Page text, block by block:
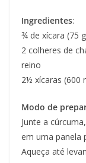
Ingredientes:
¾ de xícara (75
2 colheres de
reino
2½ xícaras (600
Modo de
Junte a
em uma panela
Aqueça até